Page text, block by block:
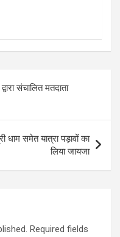
संचालित मतदाता
धाम समेत यात्रा पड़ावों का
लिया जायजा
Required fields